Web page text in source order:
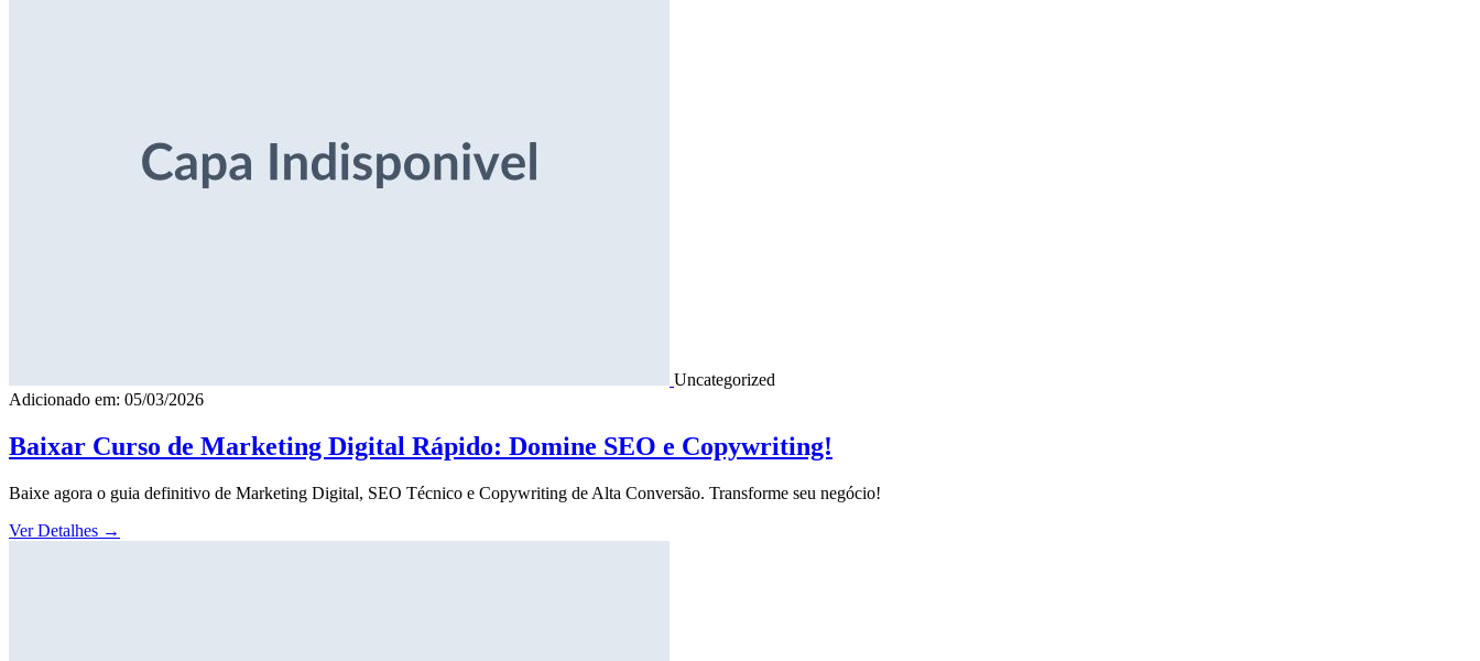
Uncategorized
Adicionado em: 05/03/2026
Baixar Curso de Marketing Digital Rápido: Domine SEO e Copywriting!
Baixe agora o guia definitivo de Marketing Digital, SEO Técnico e Copywriting de Alta Conversão. Transforme seu negócio!
Ver Detalhes →